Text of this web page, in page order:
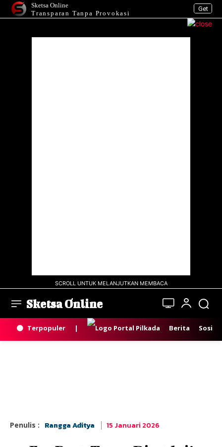
Get
Sketsa Online
Transparan Tanpa Provokasi
SCROLL UNTUK MELANJUTKAN MEMBACA
Sketsa Online
Terpopuler | Berita Sosial
Penulis : Rangga Aditya 15 Januari 2026